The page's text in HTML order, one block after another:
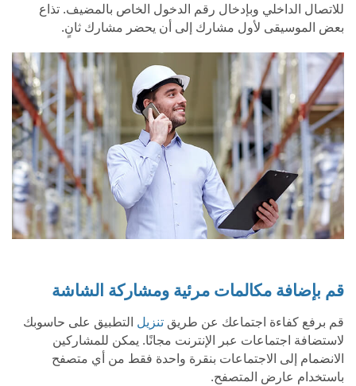
للاتصال الداخلي وبإدخال رقم الدخول الخاص بالمضيف. تذاع
بعض الموسيقى لأول مشارك إلى أن يحضر مشارك ثانٍ.
قم بإضافة مكالمات مرئية ومشاركة الشاشة
قم برفع كفاءة اجتماعك عن طريق تنزيل التطبيق على حاسوبك
لاستضافة اجتماعات عبر الإنترنت مجانًا. يمكن للمشاركين
الانضمام إلى الاجتماعات بنقرة واحدة فقط من أي متصفح
باستخدام عارض المتصفح.